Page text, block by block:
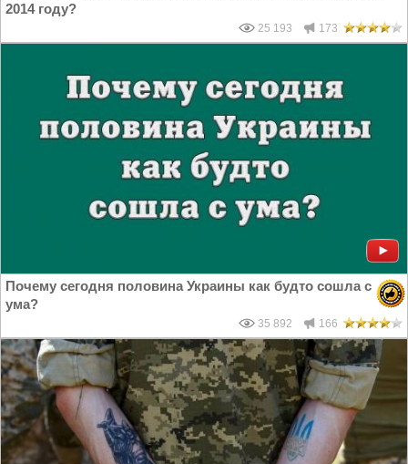
2014 году?
25 193 173
Почему сегодня половина Украины как будто сошла с
ума?
35 892 166